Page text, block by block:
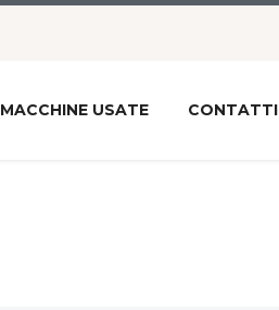
MACCHINE USATE CONTATTI